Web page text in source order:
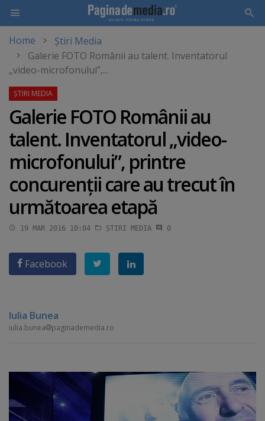
main
content
Home
Știri Media
Galerie FOTO Românii au talent. Inventatorul
„video-microfonului”,...
Galerie FOTO Românii au
talent. Inventatorul „video-
microfonului”, printre
concurenţii care au trecut în
următoarea etapă
19 MAR 2016 10:04 ȘTIRI MEDIA 0
Facebook
Iulia Bunea
iulia.bunea paginademedia.ro